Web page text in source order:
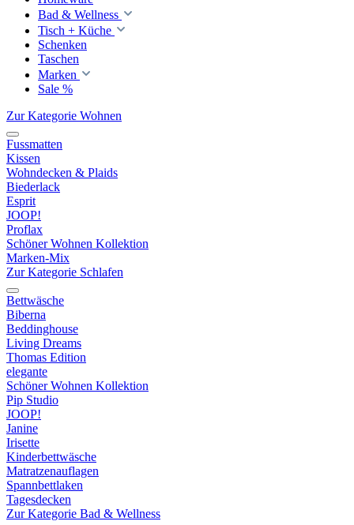
Bad & Wellness
Tisch + Küche
Schenken
Taschen
Marken
Sale %
Zur Kategorie Wohnen
Fussmatten
Kissen
Wohndecken & Plaids
Biederlack
Esprit
JOOP!
Proflax
Schöner Wohnen Kollektion
Marken-Mix
Zur Kategorie Schlafen
Bettwäsche
Biberna
Beddinghouse
Living Dreams
Thomas Edition
elegante
Schöner Wohnen Kollektion
Pip Studio
JOOP!
Janine
Irisette
Kinderbettwäsche
Matratzenauflagen
Spannbettlaken
Tagesdecken
Zur Kategorie Bad & Wellness